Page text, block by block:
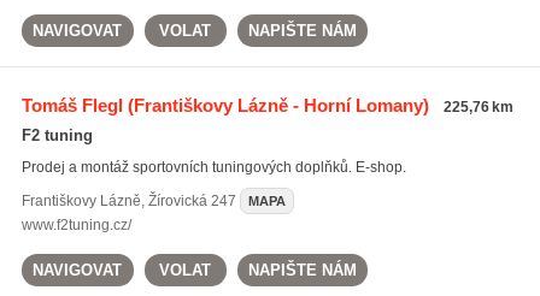
NAVIGOVAT VOLAT NAPIŠTE NÁM
Tomáš Flegl(Františkovy Lázně - Horní Lomany) 225,76 km
F2 tuning
Prodej a montáž sportovních tuningových doplňků. E-shop.
Františkovy Lázně, Žírovická 247 MAPA
www.f2tuning.cz/
NAVIGOVAT VOLAT NAPIŠTE NÁM